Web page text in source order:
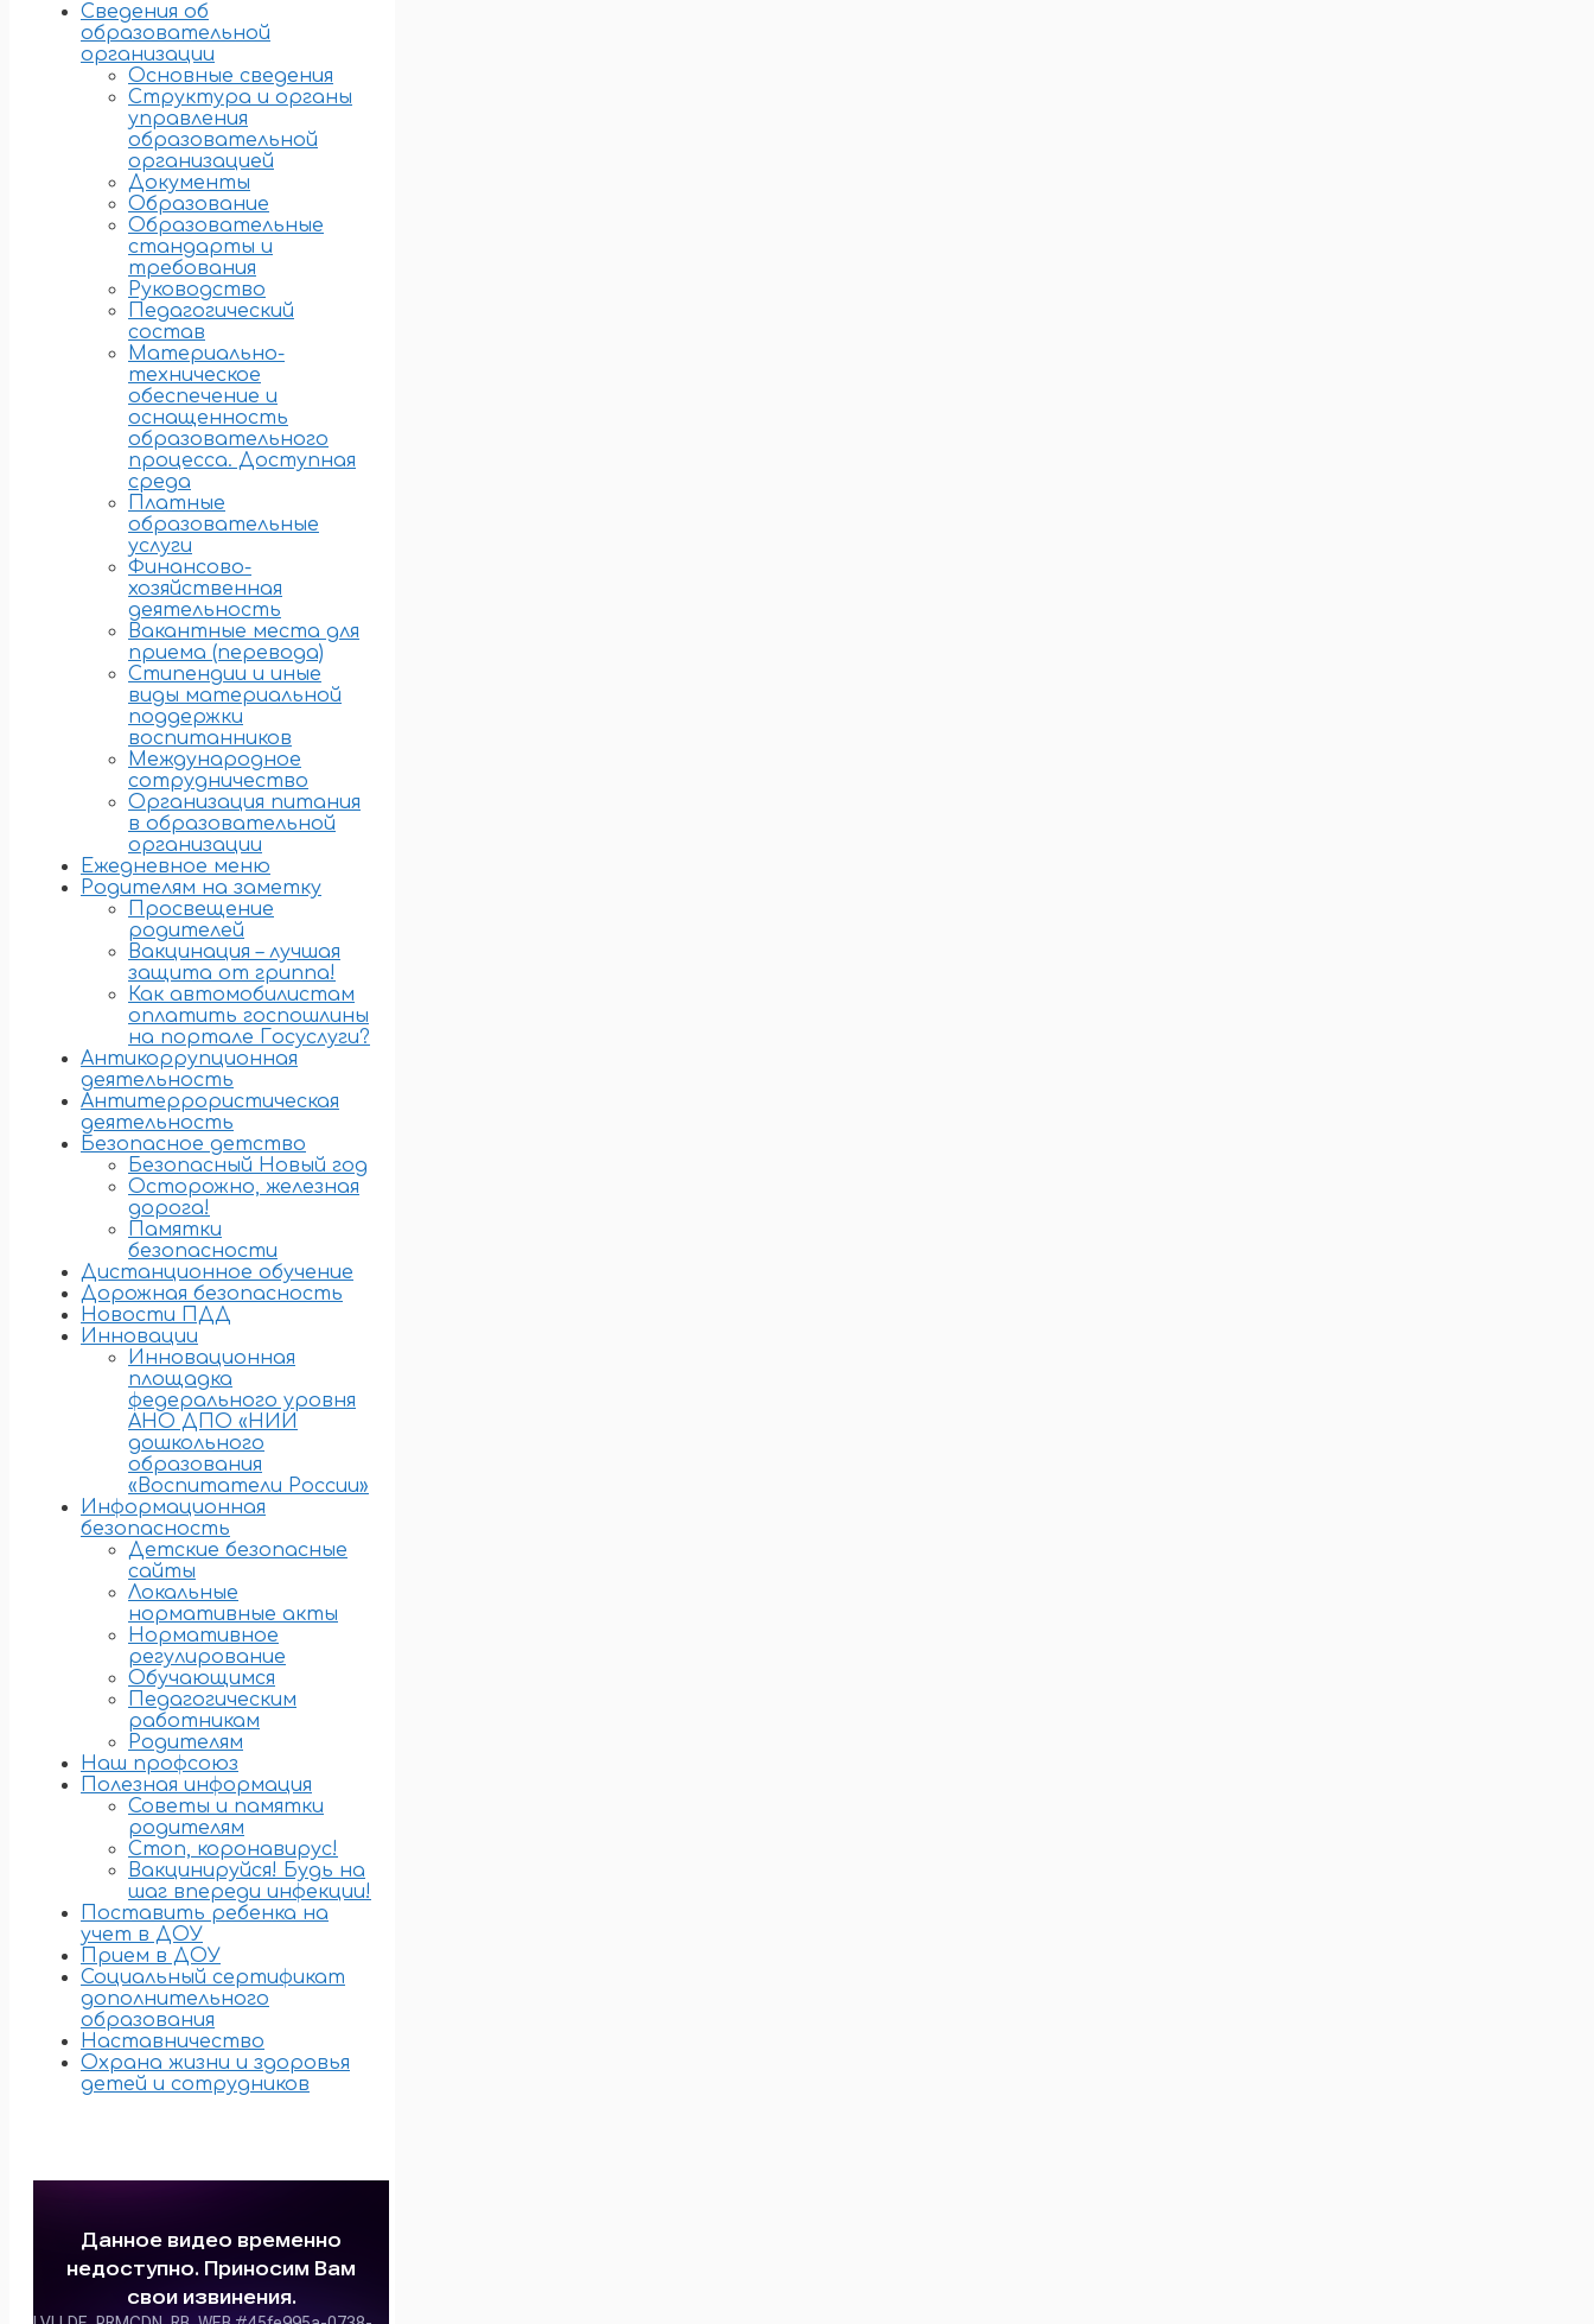
Сведения об
образовательной
организации
Основные сведения
Структура и органы
управления
образовательной
организацией
Документы
Образование
Образовательные
стандарты и
требования
Руководство
Педагогический
состав
Материально-
техническое
обеспечение и
оснащенность
образовательного
процесса. Доступная
среда
Платные
образовательные
услуги
Финансово-
хозяйственная
деятельность
Вакантные места для
приема (перевода)
Стипендии и иные
виды материальной
поддержки
воспитанников
Международное
сотрудничество
Организация питания
в образовательной
организации
Ежедневное меню
Родителям на заметку
Просвещение
родителей
Вакцинация – лучшая
защита от гриппа!
Как автомобилистам
оплатить госпошлины
на портале Госуслуги?
Антикоррупционная
деятельность
Антитеррористическая
деятельность
Безопасное детство
Безопасный Новый год
Осторожно, железная
дорога!
Памятки
безопасности
Дистанционное обучение
Дорожная безопасность
Новости ПДД
Инновации
Инновационная
площадка
федерального уровня
АНО ДПО «НИИ
дошкольного
образования
«Воспитатели России»
Информационная
безопасность
Детские безопасные
сайты
Локальные
нормативные акты
Нормативное
регулирование
Обучающимся
Педагогическим
работникам
Родителям
Наш профсоюз
Полезная информация
Советы и памятки
родителям
Стоп, коронавирус!
Вакцинируйся! Будь на
шаг впереди инфекции!
Поставить ребенка на
учет в ДОУ
Прием в ДОУ
Социальный сертификат
дополнительного
образования
Наставничество
Охрана жизни и здоровья
детей и сотрудников